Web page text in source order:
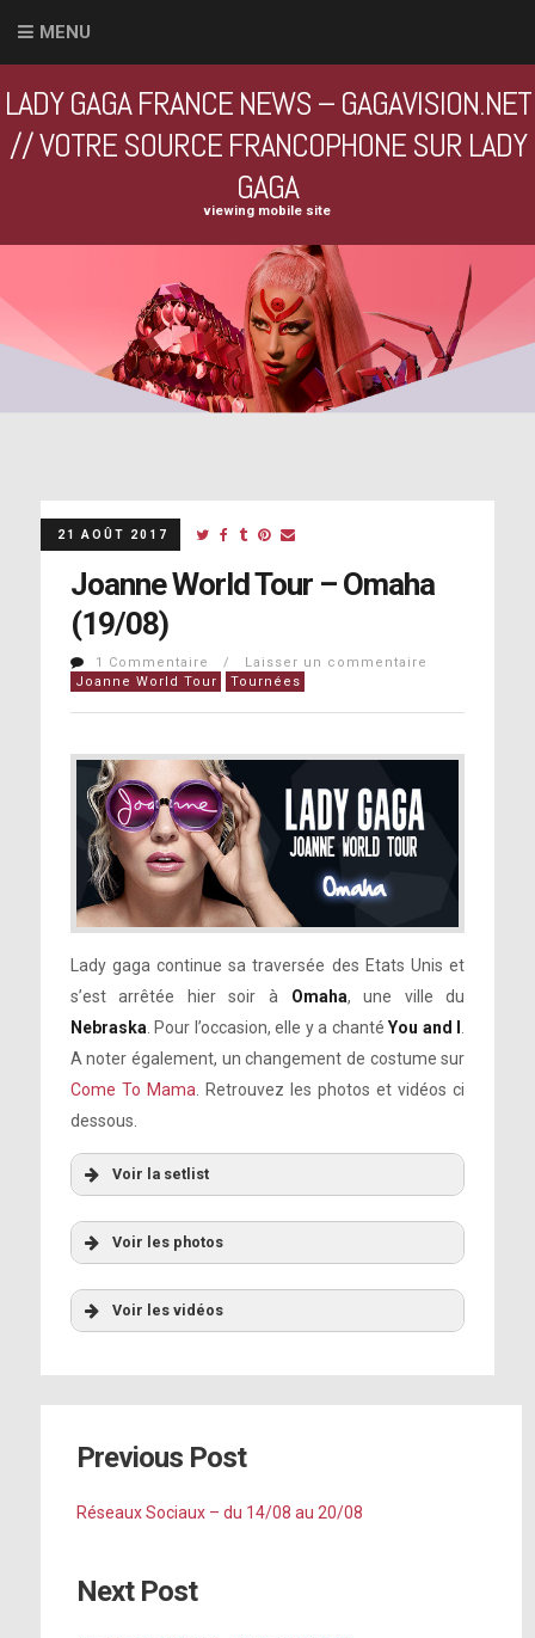
MENU
LADY GAGA FRANCE NEWS – GAGAVISION.NET
// VOTRE SOURCE FRANCOPHONE SUR LADY
GAGA
viewing mobile site
21 AOÛT 2017
Joanne World Tour – Omaha
(19/08)
1 Commentaire / Laisser un commentaire
Joanne World Tour
Tournées
Lady gaga continue sa traversée des Etats Unis et
s’est arrêtée hier soir à Omaha, une ville du
Nebraska . Pour l’occasion, elle y a chantéYou and I
A noter également, un changement de costume sur
Come To Mama . Retrouvez les photos et vidéos ci
dessous.
Voir la setlist
Voir les photos
Voir les vidéos
A-YO
Poker Face
Perfect Illusion
Previous Post
Réseaux Sociaux – du 14/08 au 20/08
Next Post